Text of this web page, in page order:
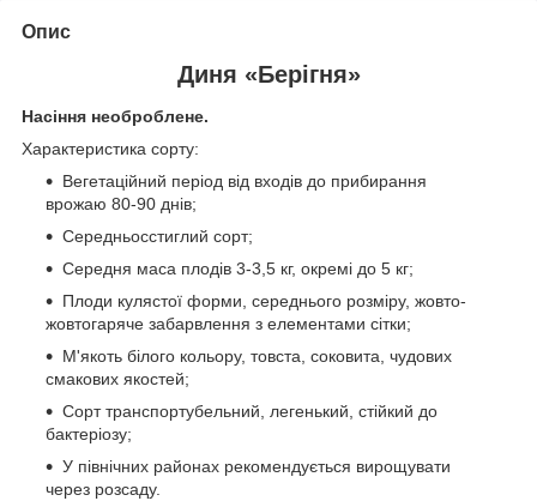
Опис
Диня «Берігня»
Насіння необроблене.
Характеристика сорту:
Вегетаційний період від входів до прибирання
врожаю 80-90 днів;
Середньосстиглий сорт;
Середня маса плодів 3-3,5 кг, окремі до 5 кг;
Плоди кулястої форми, середнього розміру, жовто-
жовтогаряче забарвлення з елементами сітки;
М'якоть білого кольору, товста, соковита, чудових
смакових якостей;
Сорт транспортубельний, легенький, стійкий до
бактеріозу;
У північних районах рекомендується вирощувати
через розсаду.